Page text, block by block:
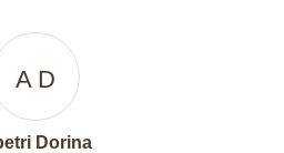
V V
vali Vali